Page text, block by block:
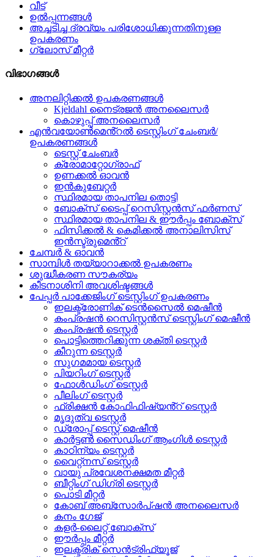
വീട്
ഉൽപ്പന്നങ്ങൾ
അച്ചടിച്ച ദ്രവ്യം പരിശോധിക്കുന്നതിനുള്ള
ഉപകരണം
ഗ്ലോസ് മീറ്റർ
വിഭാഗങ്ങൾ
അനലിറ്റിക്കൽ ഉപകരണങ്ങൾ
Kjeldahl നൈട്രജൻ അനലൈസർ
കൊഴുപ്പ് അനലൈസർ
എൻവയോൺമെൻ്റൽ ടെസ്റ്റിംഗ് ചേംബർ/
ഉപകരണങ്ങൾ
ടെസ്റ്റ് ചേംബർ
ക്രോമാറ്റോഗ്രാഫ്
ഉണക്കൽ ഓവൻ
ഇൻകുബേറ്റർ
സ്ഥിരമായ താപനില തൊട്ടി
ബോക്സ് ടൈപ്പ് റെസിസ്റ്റൻസ് ഫർണസ്
സ്ഥിരമായ താപനില & ഈർപ്പം ബോക്സ്
ഫിസിക്കൽ & കെമിക്കൽ അനാലിസിസ്
ഇൻസ്ട്രുമെൻ്റ്
ചേമ്പർ & ഓവൻ
സാമ്പിൾ തയ്യാറാക്കൽ ഉപകരണം
ശുദ്ധീകരണ സൗകര്യം
കീടനാശിനി അവശിഷ്ടങ്ങൾ
പേപ്പർ പാക്കേജിംഗ് ടെസ്റ്റിംഗ് ഉപകരണം
ഇലക്ട്രോണിക് ടെൻസൈൽ മെഷീൻ
കംപ്രഷൻ റെസിസ്റ്റൻസ് ടെസ്റ്റിംഗ് മെഷീൻ
കംപ്രഷൻ ടെസ്റ്റർ
പൊട്ടിത്തെറിക്കുന്ന ശക്തി ടെസ്റ്റർ
കീറുന്ന ടെസ്റ്റർ
സുഗമമായ ടെസ്റ്റർ
പിയറിംഗ് ടെസ്റ്റർ
ഫോൾഡിംഗ് ടെസ്റ്റർ
പീലിംഗ് ടെസ്റ്റർ
ഫ്രിക്ഷൻ കോഫിഫിഷ്യൻ്റ് ടെസ്റ്റർ
മൃദുത്വ ടെസ്റ്റർ
ഡ്രോപ്പ് ടെസ്റ്റ് മെഷീൻ
കാർട്ടൺ സൈഡിംഗ് ആംഗിൾ ടെസ്റ്റർ
കാഠിന്യം ടെസ്റ്റർ
വൈറ്റ്നസ് ടെസ്റ്റർ
വായു പ്രവേശനക്ഷമത മീറ്റർ
ബീറ്റിംഗ് ഡിഗ്രി ടെസ്റ്റർ
പൊടി മീറ്റർ
കോബ് അബ്സോർപ്ഷൻ അനലൈസർ
കനം ഗേജ്
കളർ-ലൈറ്റ് ബോക്സ്
ഈർപ്പം മീറ്റർ
ഇലക്ട്രിക് സെൻട്രിഫ്യൂജ്